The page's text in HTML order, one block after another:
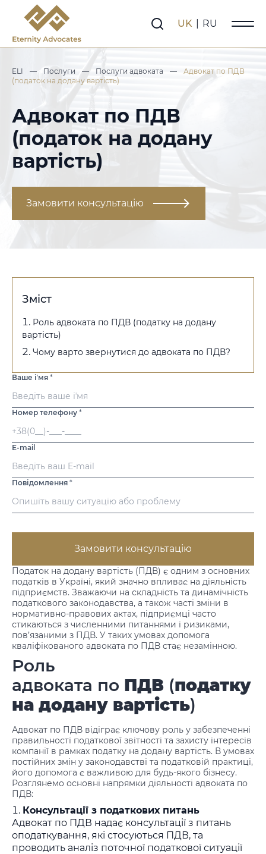
UK RU
ELI — Послуги — Послуги адвоката —
Адвокат по ПДВ
(податок на додану вартість)
Адвокат по ПДВ
(податок на додану
вартість)
Замовити консультацію
Податок на додану вартість (ПДВ) є одним з основних
податків в Україні, який значно впливає на діяльність
підприємств. Зважаючи на складність та динамічність
податкового законодавства, а також часті зміни в
нормативно-правових актах, підприємці часто
стикаються з численними питаннями і ризиками,
пов’язаними з ПДВ. У таких умовах допомога
кваліфікованого адвоката по ПДВ стає незамінною.
Роль
адвоката по ПДВ (податку
на додану вартість)
Адвокат по ПДВ відіграє ключову роль у забезпеченні
правильності податкової звітності та захисту інтересів
компанії в рамках податку на додану вартість. В умовах
постійних змін у законодавстві та податковій практиці,
його допомога є важливою для будь-якого бізнесу.
Розглянемо основні напрямки діяльності адвоката по
ПДВ:
Консультації з податкових питань
Адвокат по ПДВ надає консультації з питань
оподаткування, які стосуються ПДВ, та
проводить аналіз поточної податкової ситуації
Зміст
Роль адвоката по ПДВ (податку на додану
вартість)
Чому варто звернутися до адвоката по ПДВ?
Ваше іʼмя *
Номер телефону *
E-mail
Повідомлення *
Замовити консультацію